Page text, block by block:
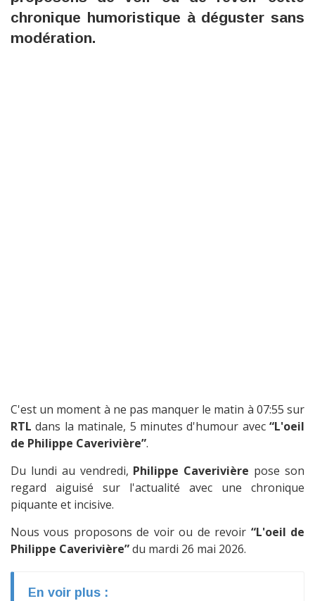
chronique humoristique à déguster sans
modération.
C'est un moment à ne pas manquer le matin à 07:55 sur
RTL dans la matinale, 5 minutes d'humour avec “L'oeil
de Philippe Caverivière”.
Du lundi au vendredi, Philippe Caverivière pose son
regard aiguisé sur l'actualité avec une chronique
piquante et incisive.
Nous vous proposons de voir ou de revoir “L'oeil de
Philippe Caverivière”du mardi 26 mai 2026.
En voir plus :